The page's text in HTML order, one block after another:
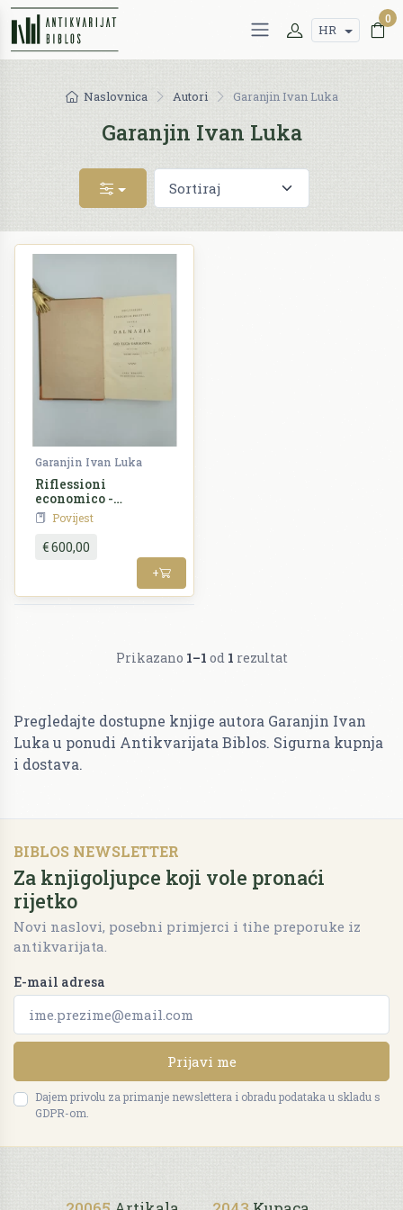
HR
0
Naslovnica Autori Garanjin Ivan Luka
Garanjin Ivan Luka
Garanjin Ivan Luka
Riflessioni
economico -
politiche sopra la
Dalmazia
Povijest
€ 600,00
+
Prikazano 1–1 od 1 rezultat
Pregledajte dostupne knjige autora Garanjin Ivan
Luka u ponudi Antikvarijata Biblos. Sigurna kupnja
i dostava.
BIBLOS NEWSLETTER
Za knjigoljupce koji vole pronaći
rijetko
Novi naslovi, posebni primjerci i tihe preporuke iz
antikvarijata.
E-mail adresa
Prijavi me
Dajem privolu za primanje newslettera i obradu podataka u skladu s
GDPR-om.